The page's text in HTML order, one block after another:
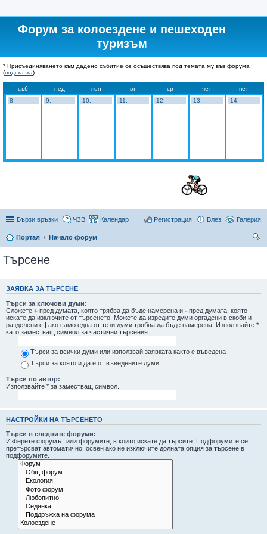
Форум за колоездене и пешеходен
туризъм
* Присъединяването към дадено събитие се осъществява под темата му във форума
(подсказка)
съб нед пон вт ср чет
пет
8.
9. 10. 11. 12. 13. 14.
Бързи връзки Галерия
ЧЗВ Календар Влез
Регистрация
Портал
Начало форум
Търсене
ЗАЯВКА ЗА ТЪРСЕНЕ
Търси за ключови думи:
Сложете + пред думата, която трябва да бъде намерена и - пред думата, която
искате да изключите от търсенето. Можете да изредите думи оргадени в скоби и
разделени с | ако само една от тези думи трябва да бъде намерена. Използвайте *
като заместващ символ за частични търсения.
Търси за всички думи или използвай заявката както е въведена
Търси за която и да е от въведените думи
Търси по автор:
Използвайте * за заместващ символ.
НАСТРОЙКИ НА ТЪРСЕНЕТО
Търси в следните форуми:
Изберете форумът или форумите, в които искате да търсите. Подфорумите се
претърсват автоматично, освен ако не изключите долната опция за търсене в
подфорумите.